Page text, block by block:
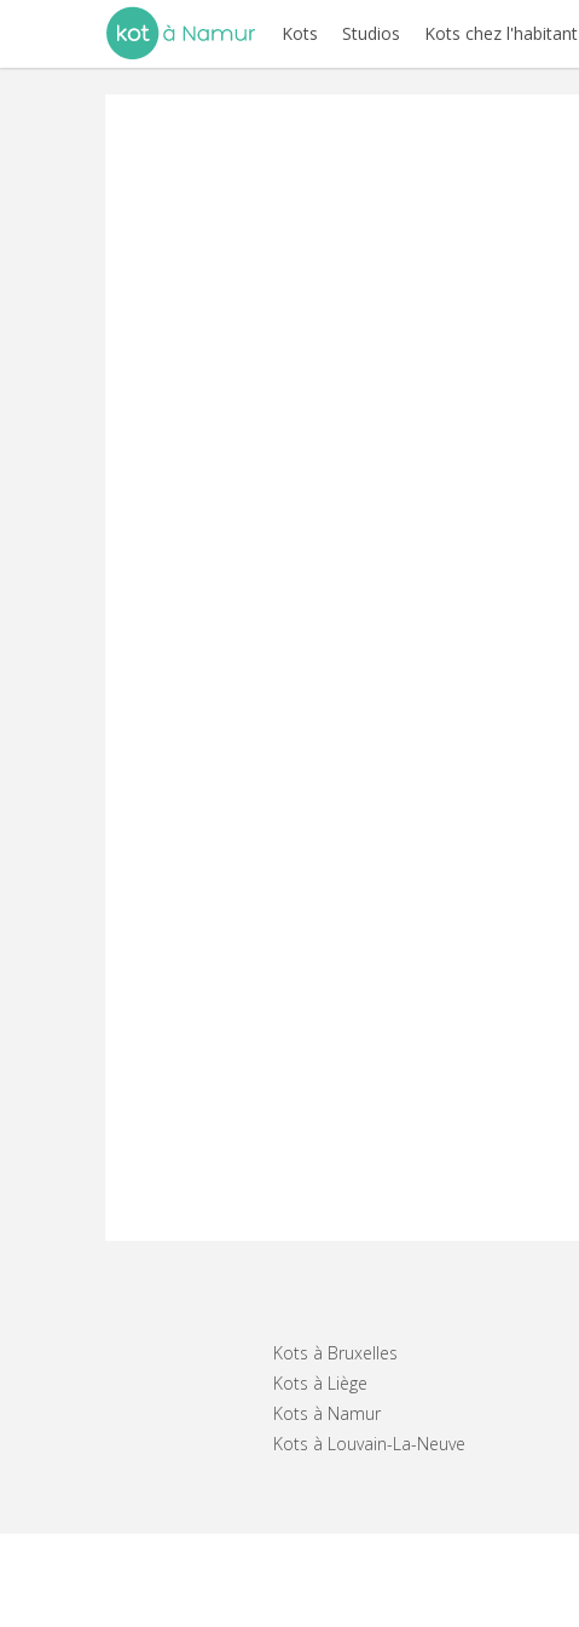
Kots Studios Kots chez l'habitant
Kots à Bruxelles
Kots à Liège
Kots à Namur
Kots à Louvain-La-Neuve